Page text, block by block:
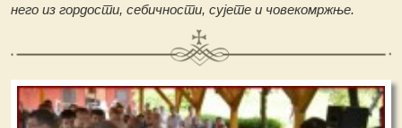
него из гордости, себичности, сујете и човекомржње.